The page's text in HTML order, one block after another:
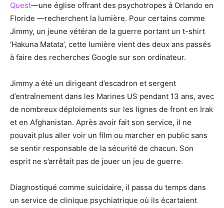
Quest—une église offrant des psychotropes à Orlando en
Floride —recherchent la lumière. Pour certains comme
Jimmy, un jeune vétéran de la guerre portant un t-shirt
‘Hakuna Matata’, cette lumière vient des deux ans passés
à faire des recherches Google sur son ordinateur.
Jimmy a été un dirigeant d’escadron et sergent
d’entraînement dans les Marines US pendant 13 ans, avec
de nombreux déploiements sur les lignes de front en Irak
et en Afghanistan. Après avoir fait son service, il ne
pouvait plus aller voir un film ou marcher en public sans
se sentir responsable de la sécurité de chacun. Son
esprit ne s’arrêtait pas de jouer un jeu de guerre.
Diagnostiqué comme suicidaire, il passa du temps dans
un service de clinique psychiatrique où ils écartaient